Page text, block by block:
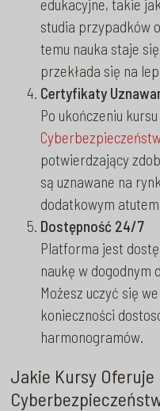
edukacyjne, takie
studia przypadków
temu nauka staje
przekłada się na
Certyfikaty
Po ukończeniu
potwierdzający
są uznawane na
dodatkowym
Dostępność 24/7
Platforma jest
naukę w dogodnym
Możesz uczyć się
konieczności
harmonogramów.
Jakie Kursy Oferuje